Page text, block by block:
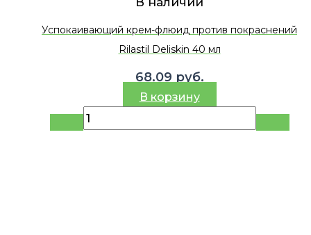
Успокаивающий крем-флюид против покраснений
Rilastil Deliskin 40 мл
68.09 руб.
В корзину